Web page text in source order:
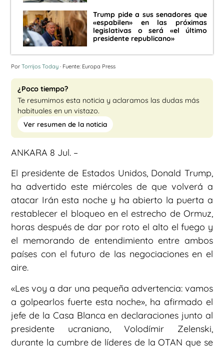
Trump pide a sus senadores que
«espabilen» en las próximas
legislativas o será «el último
presidente republicano»
Por Torrijos Today · Fuente: Europa Press
¿Poco tiempo?
Te resumimos esta noticia y aclaramos las dudas más
habituales en un vistazo.
Ver resumen de la noticia
ANKARA 8 Jul. –
El presidente de Estados Unidos, Donald Trump,
ha advertido este miércoles de que volverá a
atacar Irán esta noche y ha abierto la puerta a
restablecer el bloqueo en el estrecho de Ormuz,
horas después de dar por roto el alto el fuego y
el memorando de entendimiento entre ambos
países con el futuro de las negociaciones en el
aire.
«Les voy a dar una pequeña advertencia: vamos
a golpearlos fuerte esta noche», ha afirmado el
jefe de la Casa Blanca en declaraciones junto al
presidente ucraniano, Volodímir Zelenski,
durante la cumbre de líderes de la OTAN que se